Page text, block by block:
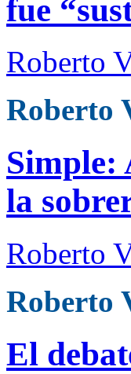
fue
Roberto
Roberto
Simple:
la
Roberto
Roberto
El